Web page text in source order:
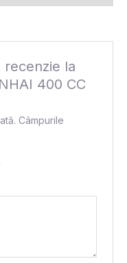
recenzie la
400 CC
Câmpurile